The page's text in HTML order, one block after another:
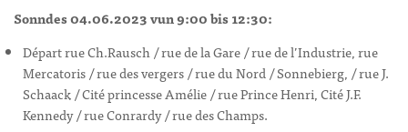
Sonndes 04.06.2023 vun 9:00 bis 12:30:
Départ rue Ch.Rausch / rue de la Gare / rue de l’Industrie, rue
Mercatoris / rue des vergers / rue du Nord / Sonnebierg, / rue J.
Schaack / Cité princesse Amélie / rue Prince Henri, Cité J.F.
Kennedy / rue Conrardy / rue des Champs.